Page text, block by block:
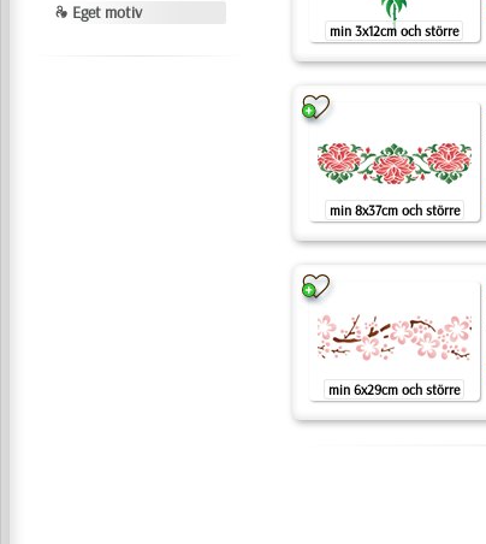
❧ Eget motiv
min 3x12cm och större
min 8x37cm och större
min 6x29cm och större